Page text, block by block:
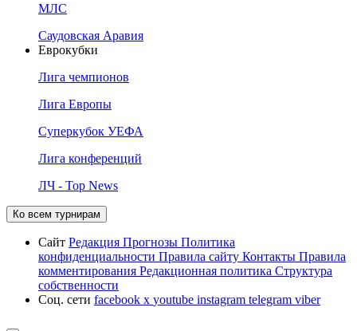
МЛС
Саудовская Аравия
Еврокубки
Лига чемпионов
Лига Европы
Суперкубок УЕФА
Лига конференций
ЛЧ - Top News
Ко всем турнирам
Сайт Редакция Прогнозы Политика
конфиденциальности Правила сайту Контакты Правила
комментирования Редакционная политика Структура
собственности
Соц. сети facebook x youtube instagram telegram viber